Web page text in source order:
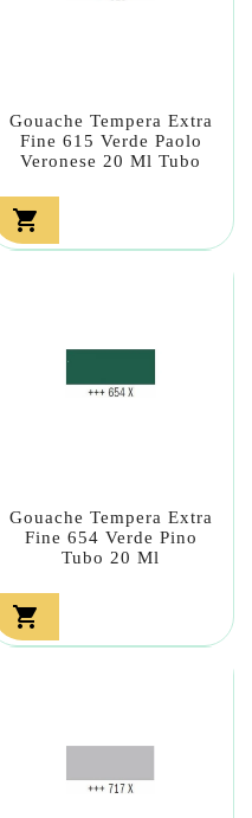
Gouache Tempera Extra
Fine 615 Verde Paolo
Veronese 20 Ml Tubo

Gouache Tempera Extra
Fine 654 Verde Pino
Tubo 20 Ml
